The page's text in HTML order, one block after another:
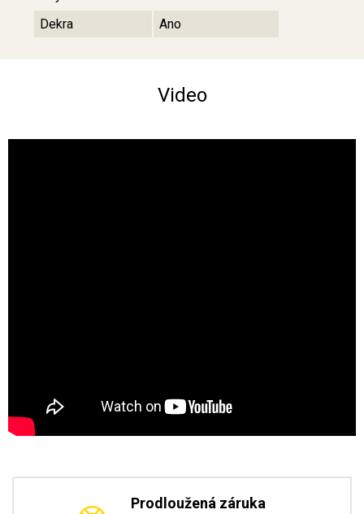
Dekra
Ano
Video
Prodloužená záruka